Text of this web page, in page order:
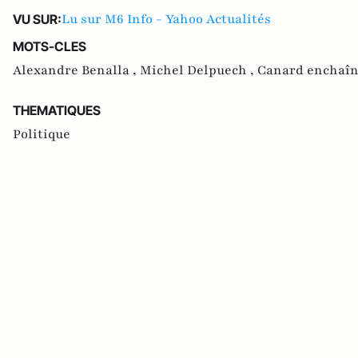
VU SUR:Lu sur M6 Info - Yahoo Actualités
MOTS-CLES
Alexandre Benalla , Michel Delpuech , Canard
THEMATIQUES
Politique